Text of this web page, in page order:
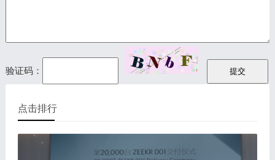
验证码：
点击排行